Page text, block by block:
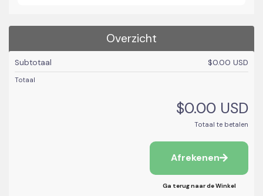
Overzicht
Subtotaal $0.00 USD
Totaal
$0.00 USD
Totaal te betalen
Afrekenen
Ga terug naar de Winkel